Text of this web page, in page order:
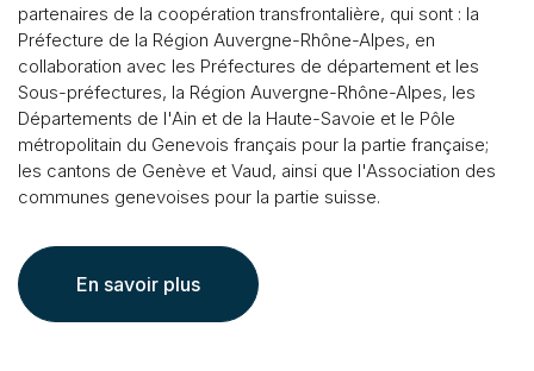
partenaires de la coopération transfrontalière, qui sont : la
Préfecture de la Région Auvergne-Rhône-Alpes, en
collaboration avec les Préfectures de département et les
Sous-préfectures, la Région Auvergne-Rhône-Alpes, les
Départements de l'Ain et de la Haute-Savoie et le Pôle
métropolitain du Genevois français pour la partie française;
les cantons de Genève et Vaud, ainsi que l'Association des
communes genevoises pour la partie suisse.
En savoir plus